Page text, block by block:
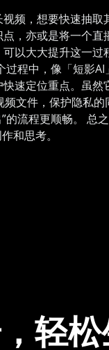
频，想要快速抽
，亦或是将一个
以大大提升这一
程中，像「短影
速定位重点。虽
文件，保护隐私
流程更顺畅。
和思考。
轻